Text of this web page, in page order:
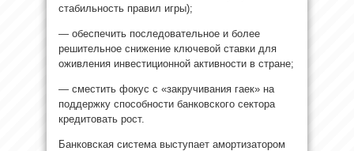
стабильность правил игры);
— обеспечить последовательное и более
решительное снижение ключевой ставки для
оживления инвестиционной активности в стране;
— сместить фокус с «закручивания гаек» на
поддержку способности банковского сектора
кредитовать рост.
Банковская система выступает амортизатором